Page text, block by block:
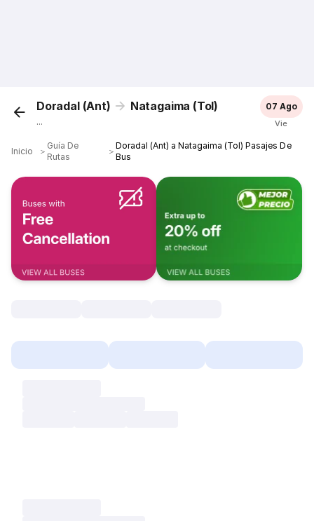
Doradal (Ant) Natagaima (Tol)
...
07 Ago
Vie
Inicio ＞
Guía De
Rutas
＞
Doradal (Ant) a Natagaima (Tol) Pasajes De
Bus